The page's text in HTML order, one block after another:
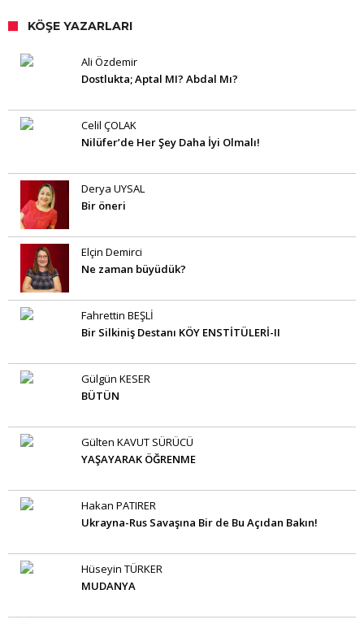
KÖŞE YAZARLARI
Ali Özdemir
Dostlukta; Aptal MI? Abdal Mı?
Celil ÇOLAK
Nilüfer’de Her Şey Daha İyi Olmalı!
Derya UYSAL
Bir öneri
Elçin Demirci
Ne zaman büyüdük?
Fahrettin BEŞLİ
Bir Silkiniş Destanı KÖY ENSTİTÜLERİ-II
Gülgün KESER
BÜTÜN
Gülten KAVUT SÜRÜCÜ
YAŞAYARAK ÖĞRENME
Hakan PATIRER
Ukrayna-Rus Savaşına Bir de Bu Açıdan Bakın!
Hüseyin TÜRKER
MUDANYA